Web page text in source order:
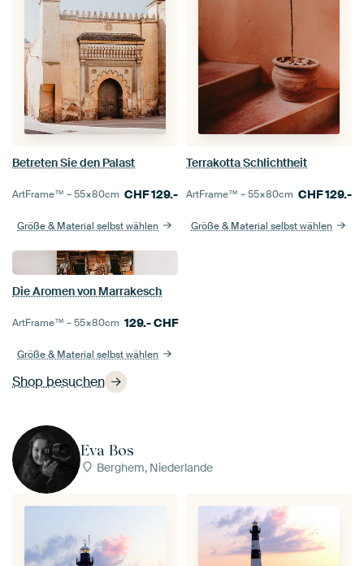
Shop besuchen
Betreten Sie den Palast
ArtFrame™ –55×80cm CHF129.-
Größe & Material selbst wählen
Terrakotta Schlichtheit
ArtFrame™ –55×80cm CHF129.-
Größe & Material selbst wählen
Die Aromen von Marrakesch
ArtFrame™ –55×80cm 129.-CHF
Größe & Material selbst wählen
Eva Bos
Berghem, Niederlande